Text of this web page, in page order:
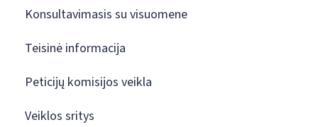
Konsultavimasis su visuomene
Teisinė informacija
Peticijų komisijos veikla
Veiklos sritys